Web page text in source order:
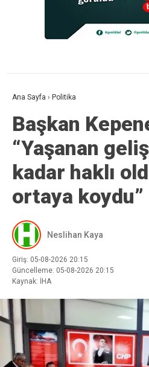
Ana Sayfa › Politika
Başkan
“Yaşanan
kadar haklı
ortaya koydu”
Neslihan Kaya
Giriş: 05-08-2026 20:15
Güncelleme: 05-08-2026 20:15
Kaynak: İHA